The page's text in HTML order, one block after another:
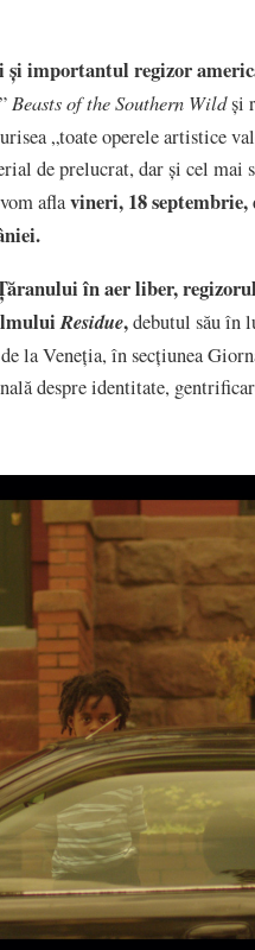
și importantul regizor
Beasts of the Southern Wildși
„toate operele artistice
de prelucrat, dar și cel mai
aflavineri, 18
în aer liber, regizorul
Residue,debutul său în
la Veneția, în secțiunea
despre identitate,